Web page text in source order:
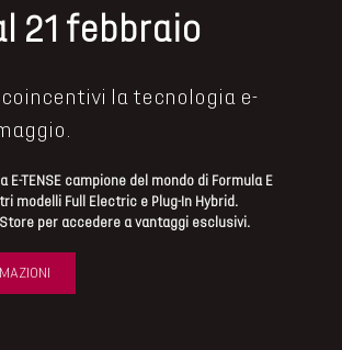
21 febbraio
la tecnologia e-
E-TENSE campione del mondo di Formula E
modelli Full Electric e Plug-In Hybrid.
per accedere a vantaggi esclusivi.